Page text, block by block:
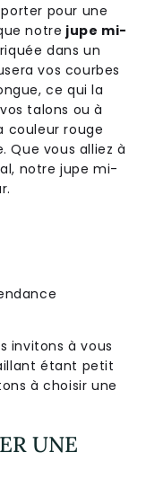
pour une
notre jupe mi-
dans un
vos courbes
ce qui la
talons ou à
couleur rouge
Que vous alliez à
notre jupe mi-
invitons à vous
étant petit
à choisir une
UNE